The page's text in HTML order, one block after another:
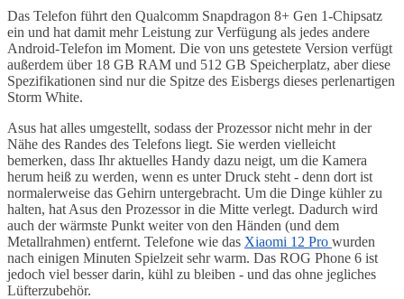
Das Telefon führt den Qualcomm Snapdragon 8+ Gen 1-Chipsatz
ein und hat damit mehr Leistung zur Verfügung als jedes andere
Android-Telefon im Moment. Die von uns getestete Version verfügt
außerdem über 18 GB RAM und 512 GB Speicherplatz, aber diese
Spezifikationen sind nur die Spitze des Eisbergs dieses perlenartigen
Storm White.
Asus hat alles umgestellt, sodass der Prozessor nicht mehr in der
Nähe des Randes des Telefons liegt. Sie werden vielleicht
bemerken, dass Ihr aktuelles Handy dazu neigt, um die Kamera
herum heiß zu werden, wenn es unter Druck steht - denn dort ist
normalerweise das Gehirn untergebracht. Um die Dinge kühler zu
halten, hat Asus den Prozessor in die Mitte verlegt. Dadurch wird
auch der wärmste Punkt weiter von den Händen (und dem
Metallrahmen) entfernt. Telefone wie das Xiaomi 12 Pro wurden
nach einigen Minuten Spielzeit sehr warm. Das ROG Phone 6 ist
jedoch viel besser darin, kühl zu bleiben - und das ohne jegliches
Lüfterzubehör.